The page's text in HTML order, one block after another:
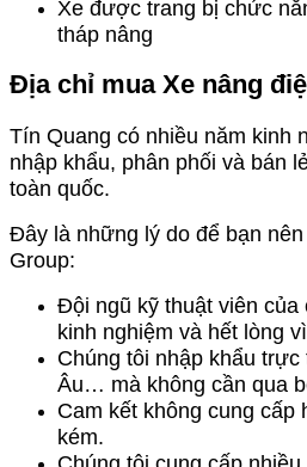
Xe được trang bị chức
tháp nâng
Địa chỉ mua Xe nâng
Tín Quang có nhiều năm kinh
nhập khẩu, phân phối và bán
toàn quốc.
Đây là những lý do để bạn
Group:
Đội ngũ kỹ thuật viên của
kinh nghiệm và hết lòng
Chúng tôi nhập khẩu
Âu… mà không cần qua
Cam kết không cung cấp
kém.